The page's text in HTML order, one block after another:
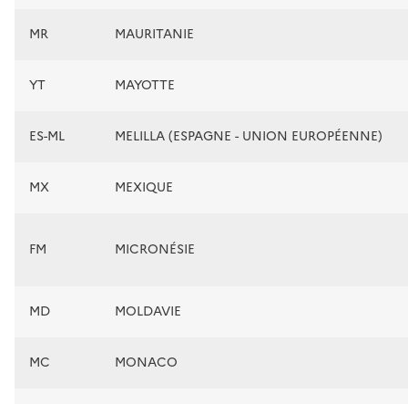
MR MAURITANIE
YT MAYOTTE
ES-ML MELILLA (ESPAGNE - UNION EUROPÉENNE)
MX MEXIQUE
FM MICRONÉSIE
MD MOLDAVIE
MC MONACO